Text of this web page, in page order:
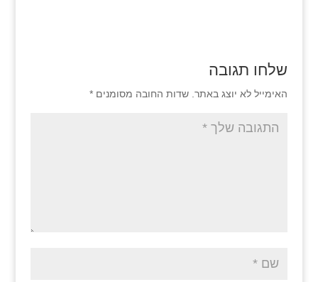
שלחו תגובה
האימייל לא יוצג באתר. שדות החובה מסומנים *